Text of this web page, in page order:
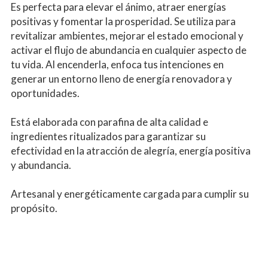
Es perfecta para elevar el ánimo, atraer energías
positivas y fomentar la prosperidad. Se utiliza para
revitalizar ambientes, mejorar el estado emocional y
activar el flujo de abundancia en cualquier aspecto de
tu vida. Al encenderla, enfoca tus intenciones en
generar un entorno lleno de energía renovadora y
oportunidades.
Está elaborada con parafina de alta calidad e
ingredientes ritualizados para garantizar su
efectividad en la atracción de alegría, energía positiva
y abundancia.
Artesanal y energéticamente cargada para cumplir su
propósito.